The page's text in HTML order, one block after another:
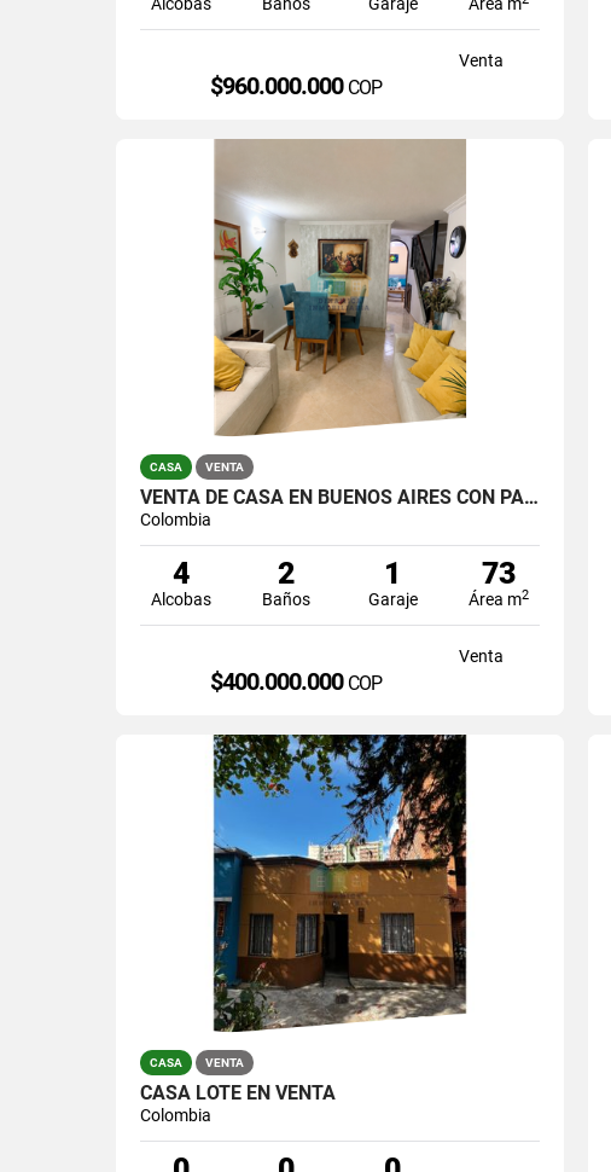
Venta
$960.000.000 COP
CASA VENTA
VENTA DE CASA EN BUENOS AIRES CON PARQUEADERO
Colombia
4
Alcobas
2
Baños
1
Garaje
73
Área m2
Venta
$400.000.000 COP
CASA VENTA
CASA LOTE EN VENTA
Colombia